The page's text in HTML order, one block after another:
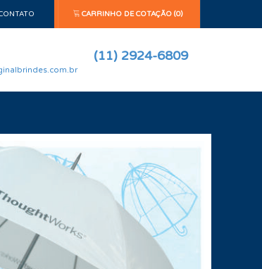
CARRINHO DE COTAÇÃO (0)
(11) 2924-6809